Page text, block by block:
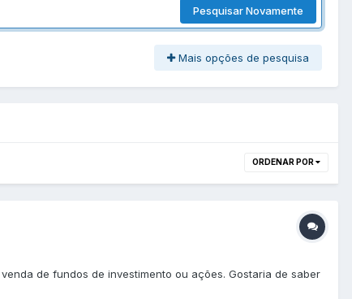
Pesquisar Novamente
Mais opções de pesquisa
ORDENAR POR
de fundos de investimento ou ações. Gostaria de saber